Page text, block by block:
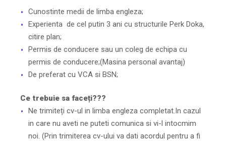
Cunostinte medii de limba engleza;
Experienta de cel putin 3 ani cu structurile Perk Doka,
citire plan;
Permis de conducere sau un coleg de echipa cu
permis de conducere;(Masina personal avantaj)
De preferat cu VCA si BSN;
Ce trebuie sa faceți???
Ne trimiteți cv-ul in limba engleza completat.In cazul
in care nu aveti ne puteti comunica si vi-l intocmim
noi. (Prin trimiterea cv-ului va dati acordul pentru a fi